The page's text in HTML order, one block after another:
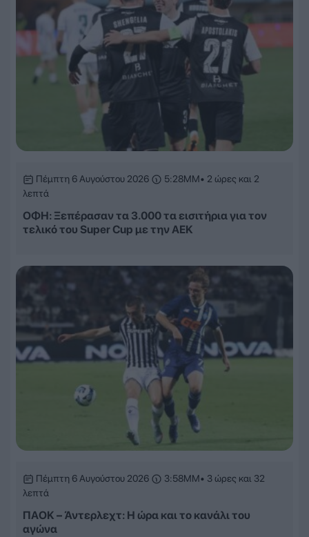
Πέμπτη 6 Αυγούστου 2026 5:28ΜΜ• 2 ώρες και 2
λεπτά
ΟΦΗ: Ξεπέρασαν τα 3.000 τα εισιτήρια για τον
τελικό του Super Cup με την ΑΕΚ
Πέμπτη 6 Αυγούστου 2026 3:58ΜΜ• 3 ώρες και 32
λεπτά
ΠΑΟΚ – Άντερλεχτ: Η ώρα και το κανάλι του
αγώνα